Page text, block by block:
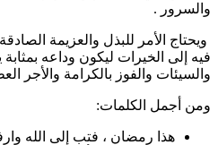
والسرور .
ويحتاج الأمر للبذل والعزيمة
فيه إلى الخيرات ليكون وداعه
والسيئات والفوز بالكرامة والأجر
ومن أجمل الكلمات:
هذا رمضان ، فتب إلى الله